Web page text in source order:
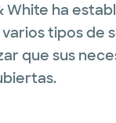
White ha
tipos de
que sus